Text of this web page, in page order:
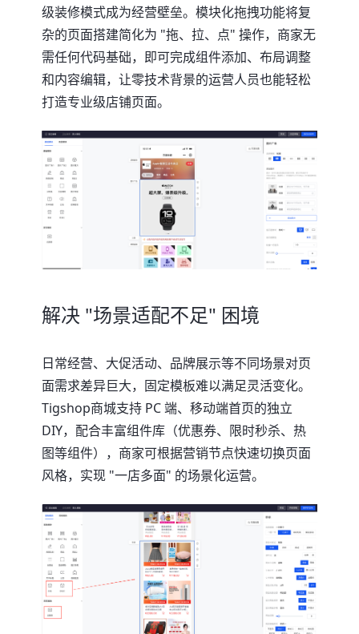
级装修模式成为经营壁垒。模块化拖拽功能将复
杂的页面搭建简化为 "拖、拉、点" 操作，商家无
需任何代码基础，即可完成组件添加、布局调整
和内容编辑，让零技术背景的运营人员也能轻松
打造专业级店铺页面。
解决 "场景适配不足" 困境
日常经营、大促活动、品牌展示等不同场景对页
面需求差异巨大，固定模板难以满足灵活变化。
Tigshop商城支持 PC 端、移动端首页的独立
DIY，配合丰富组件库（优惠券、限时秒杀、热
图等组件），商家可根据营销节点快速切换页面
风格，实现 "一店多面" 的场景化运营。